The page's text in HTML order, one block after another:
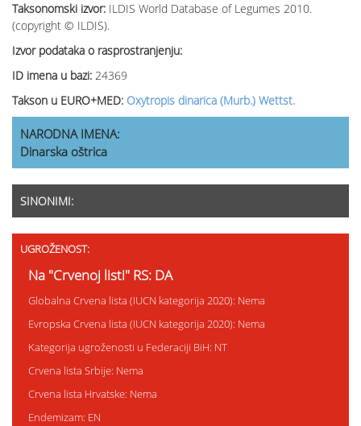
Taksonomski izvor: ILDIS World Database of Legumes 2010.
(copyright © ILDIS).
Izvor podataka o rasprostranjenju:
ID imena u bazi: 24369
Takson u EURO+MED: Oxytropis dinarica (Murb.) Wettst.
NARODNA IMENA:
Dinarska oštrica
SINONIMI:
UGROŽENOST:
Na "Crvenoj listi" RS: DA
Globalna Crvena lista (IUCN kategorija 2020): Nema
Evropska Crvena lista (IUCN kategorija 2020): Nema
Kategorija ugroženosti u Federaciji BiH: NT
Crvena lista Srbije: Nema
Crvena lista Hrvatske: Nema
Endemizam: EN